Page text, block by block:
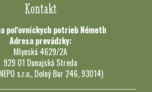
Kontakt
poľovníckych potrieb Németh
Adresa prevádzky:
Mlynská 4629/2A
929 01 Dunajská Streda
s.r.o., Dolný Bar 246, 93014)